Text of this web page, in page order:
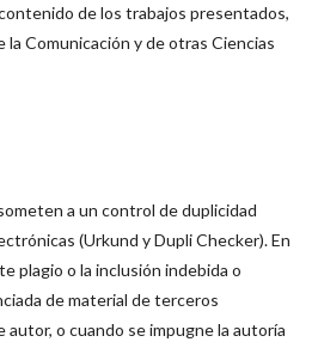
de los trabajos presentados,
la Comunicación y de otras Ciencias
a un control de duplicidad
(Urkund y Dupli Checker). En
plagio o la inclusión indebida o
de material de terceros
o cuando se impugne la autoría